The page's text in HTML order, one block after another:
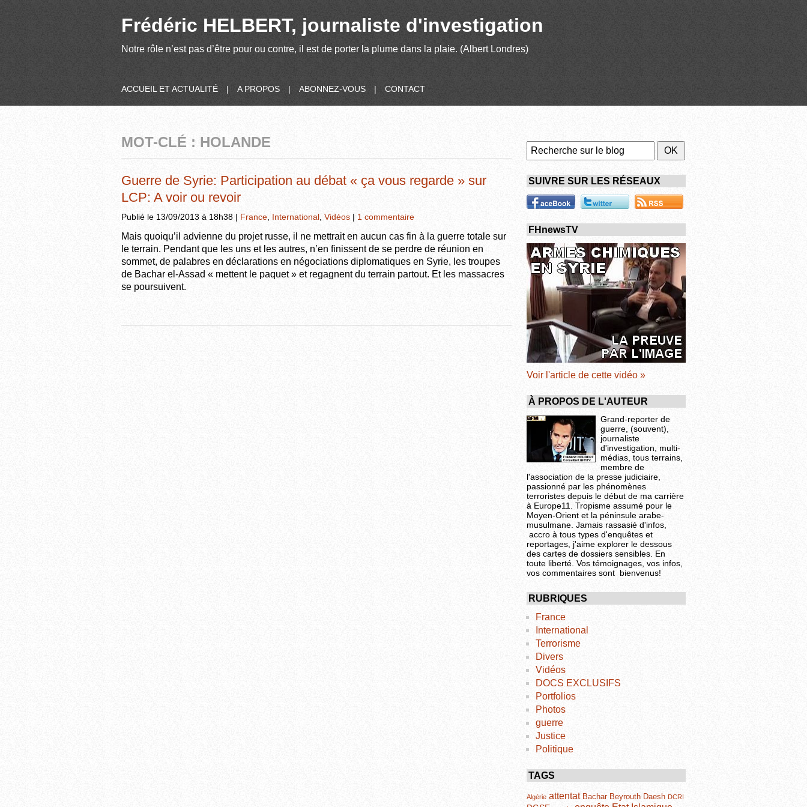
Frédéric HELBERT, journaliste d'investigation
Notre rôle n’est pas d’être pour ou contre, il est de porter la plume dans la plaie. (Albert Londres)
ACCUEIL ET ACTUALITÉ | A PROPOS | ABONNEZ-VOUS | CONTACT
MOT-CLÉ : HOLANDE
Guerre de Syrie: Participation au débat « ça vous regarde » sur
LCP: A voir ou revoir
Publié le 13/09/2013 à 18h38 | France International Vidéos | 1 commentaire
Mais quoiqu’il advienne du projet russe, il ne mettrait en aucun cas fin à la guerre totale sur
le terrain. Pendant que les uns et les autres, n’en finissent de se perdre de réunion en
sommet, de palabres en déclarations en négociations diplomatiques en Syrie, les troupes
de Bachar el-Assad « mettent le paquet » et regagnent du terrain partout. Et les massacres
se poursuivent.
SUIVRE SUR LES RÉSEAUX
FHnewsTV
Voir l'article de cette vidéo »
À PROPOS DE L'AUTEUR
Grand-reporter de
guerre, (souvent),
journaliste
d'investigation, multi-
médias, tous terrains,
membre de
l'association de la presse judiciaire,
passionné par les phénomènes
terroristes depuis le début de ma carrière
à Europe11. Tropisme assumé pour le
Moyen-Orient et la péninsule arabe-
musulmane. Jamais rassasié d'infos,
accro à tous types d'enquêtes et
reportages, j'aime explorer le dessous
des cartes de dossiers sensibles. En
toute liberté. Vos témoignages, vos infos,
vos commentaires sont bienvenus!
RUBRIQUES
France
International
Terrorisme
Divers
Vidéos
DOCS EXCLUSIFS
Portfolios
Photos
guerre
Justice
Politique
TAGS
Algérie attentat Bachar Beyrouth Daesh DCRI